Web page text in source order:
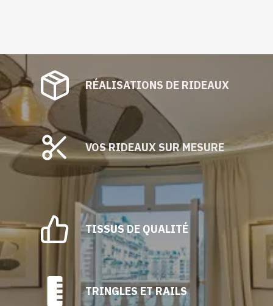
RÉALISATIONS DE RIDEAUX
VOS RIDEAUX SUR MESURE
TISSUS DE QUALITÉ
TRINGLES ET RAILS